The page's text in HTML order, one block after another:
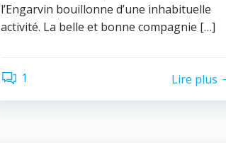
l’Engarvin bouillonne d’une inhabituelle
activité. La belle et bonne compagnie […]
1 Lire plus